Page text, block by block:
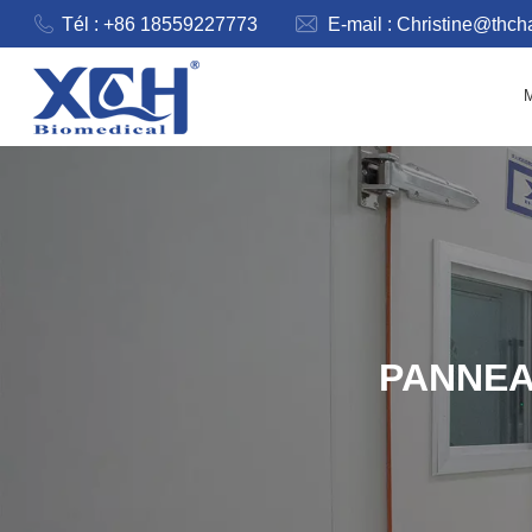
Tél : +86 18559227773 E-mail :